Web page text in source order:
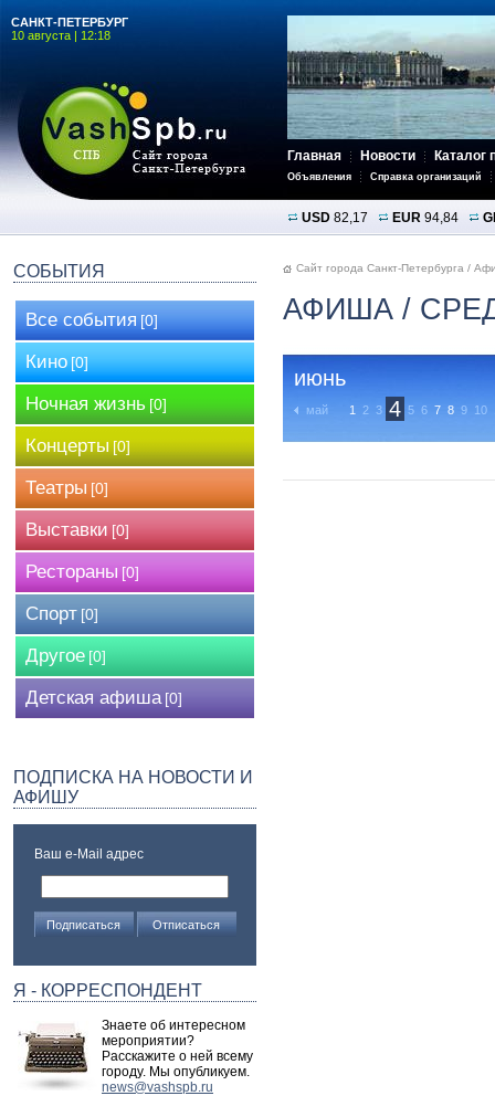
САНКТ-ПЕТЕРБУРГ
10 августа | 12:18
Главная Новости Каталог
Объявления Справка организаций
USD 82,17 EUR 94,84
СОБЫТИЯ
Все события[0]
Кино[0]
Ночная жизнь [0]
Концерты [0]
Театры [0]
Выставки [0]
Рестораны [0]
Спорт [0]
Другое [0]
Детская афиша [0]
ПОДПИСКА НА НОВОСТИ И
АФИШУ
Ваш e-Mail адрес
Я - КОРРЕСПОНДЕНТ
Знаете об интересном
мероприятии?
Расскажите о ней всему
городу. Мы опубликуем.
news@vashspb.ru
Сайт города Санкт-Петербурга /
АФИША /
июнь
май 1 2 3 4 5 6 7 8 9 10